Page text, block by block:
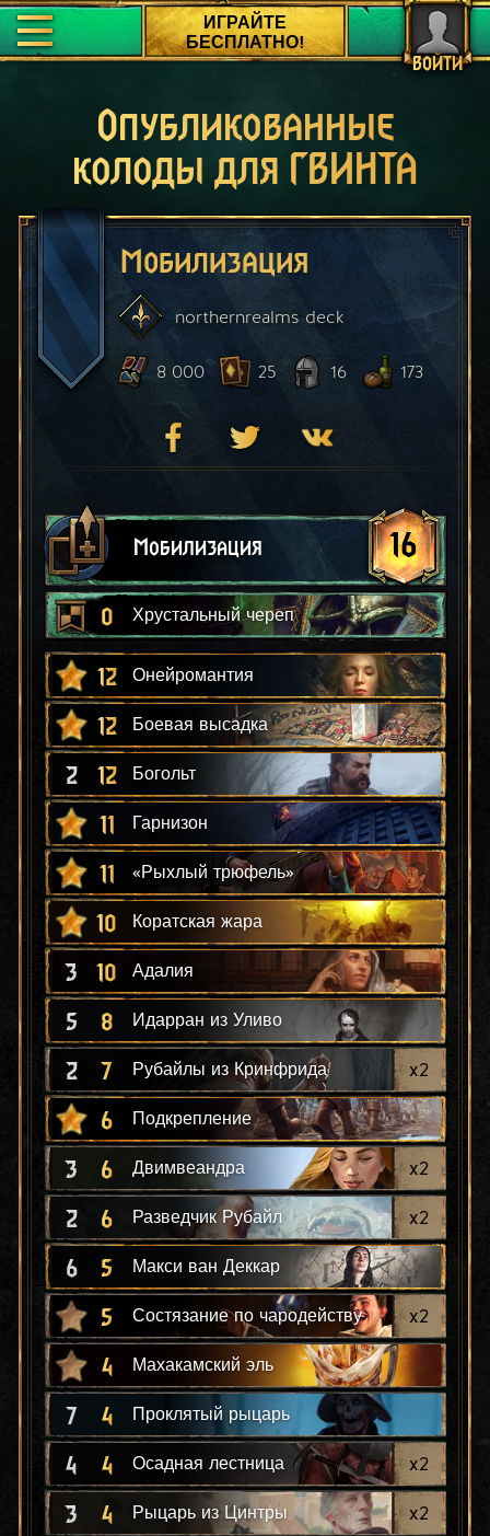
ВОЙТИ
ИГРАЙТЕ
БЕСПЛАТНО!
Опубликованные
колоды для ГВИНТА
Мобилизация
northernrealmsdeck
8 000 25 16 173
Мобилизация 16
0 Хрустальный череп
12 Онейромантия
12 Боевая высадка
2 12 Богольт
11 Гарнизон
11 «Рыхлый трюфель»
10 Коратская жара
3 10 Адалия
5 8 Идарран из Уливо
2 7 Рубайлы из Кринфрида x2
6 Подкрепление
3 6 Двимвеандра x2
2 6 Разведчик Рубайл x2
6 5 Макси ван Деккар
5 Состязание по чародейству x2
4 Махакамский эль
7 4 Проклятый рыцарь
4 4 Осадная лестница x2
3 4 Рыцарь из Цинтры x2